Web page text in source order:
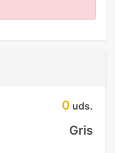
0 uds.
Gris